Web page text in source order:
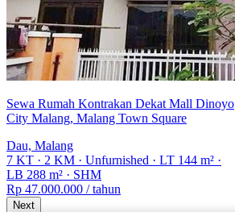
Sewa Rumah Kontrakan Dekat Mall Dinoyo
City Malang, Malang Town Square
Dau, Malang
7 KT · 2 KM · Unfurnished · LT 144 m² ·
LB 288 m² · SHM
Rp 47.000.000 / tahun
Next